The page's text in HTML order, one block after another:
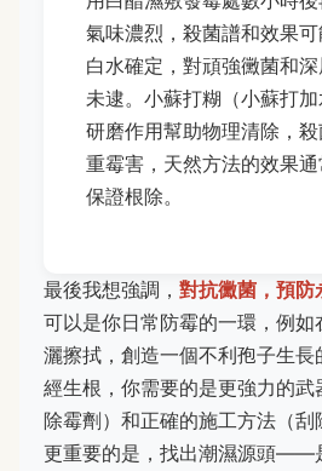
氣味濃烈，殺菌譜和效果
白水確定，對頑強黴菌和
未逮。小蘇打糊（小蘇打
研磨作用幫助物理清除，
重霉害，天然方法的效果
保證根除。
最後我想強調， 對抗黴菌，預防
可以是你日常防霉的一環，例
灑擦拭，創造一個不利孢子生長
經生根，你需要的是更強力的武
除霉劑）和正確的施工方法（刮
更重要的是，找出潮濕源頭——